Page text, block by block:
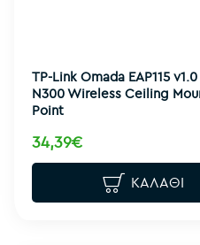
TP-Link Omada EAP115
N300 Wireless Ceiling
Point
34,39€
ΚΑΛΆΘΙ